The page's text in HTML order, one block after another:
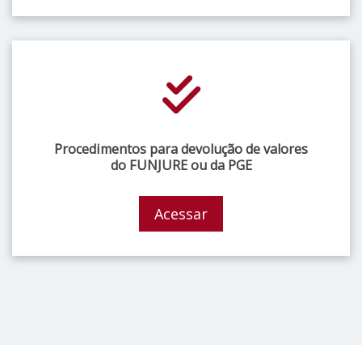
Procedimentos para devolução de valores
do FUNJURE ou da PGE
Acessar